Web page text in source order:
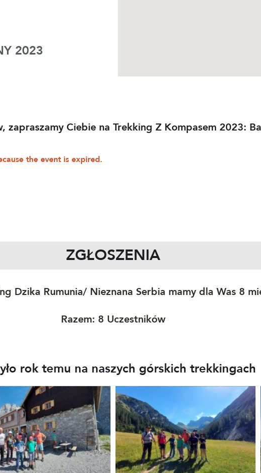
2023
Ciebie na Trekking Z Kompasem 2023:
the event is expired.
ZGŁOSZENIA
Dzika Rumunia/ Nieznana Serbia mamy dla Was 8
​Razem: 8 Uczestników
rok temu na naszych górskich trekkingach